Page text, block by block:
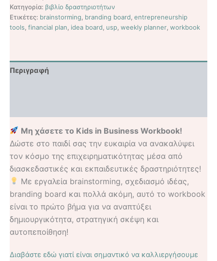
Κατηγορία: βιβλίο δραστηριοτήτων
Ετικέτες: brainstorming, branding board, entrepreneurship
tools, financial plan, idea board, usp, weekly planner, workbook
Περιγραφή
Μη χάσετε το Kids in Business Workbook!
Δώστε στο παιδί σας την ευκαιρία να ανακαλύψει
τον κόσμο της επιχειρηματικότητας μέσα από
διασκεδαστικές και εκπαιδευτικές δραστηριότητες!
Με εργαλεία brainstorming, σχεδιασμό ιδέας,
branding board και πολλά ακόμη, αυτό το workbook
είναι το πρώτο βήμα για να αναπτύξει
δημιουργικότητα, στρατηγική σκέψη και
αυτοπεποίθηση!
Διαβάστε εδώ γιατί είναι σημαντικό να καλλιεργήσουμε